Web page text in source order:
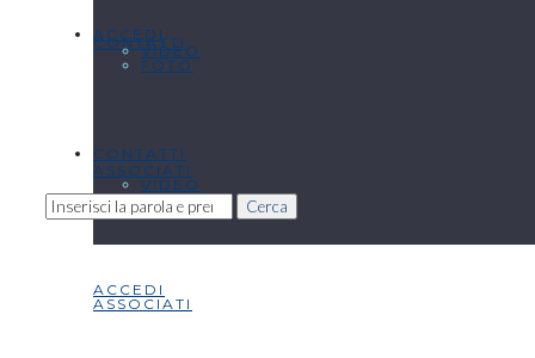
ACCEDI
CONTATTI
CONTATTI
Cerca
VIDEO
ASSOCIATI
ACCEDI
FOTO
VIDEO
ASSOCIATI